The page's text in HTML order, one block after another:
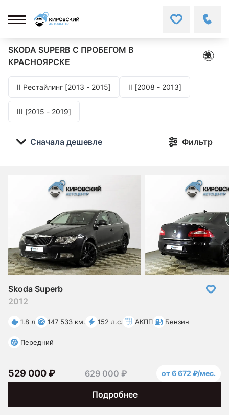
SKODA SUPERB С ПРОБЕГОМ В
КРАСНОЯРСКЕ
II Рестайлинг [2013 - 2015] II [2008 - 2013]
III [2015 - 2019]
Фильтр
Сначала дешевле
Skoda Superb
2012
1.8 л 147 533 км. 152 л.с. АКПП Бензин
Передний
Подробнее
529 000 ₽ 629 000 ₽ от 6 672 ₽/мес.